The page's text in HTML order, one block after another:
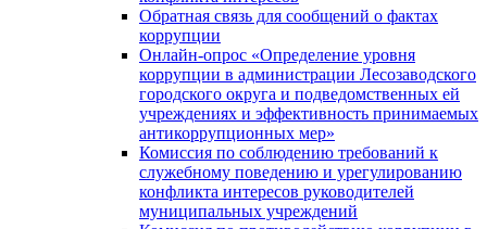
Обратная связь для сообщений о фактах
коррупции
Онлайн-опрос «Определение уровня
коррупции в администрации Лесозаводского
городского округа и подведомственных ей
учреждениях и эффективность принимаемых
антикоррупционных мер»
Комиссия по соблюдению требований к
служебному поведению и урегулированию
конфликта интересов руководителей
муниципальных учреждений